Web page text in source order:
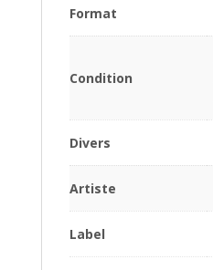
Format
Condition
Divers
Artiste
Label